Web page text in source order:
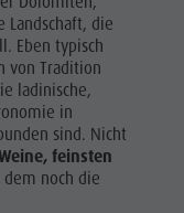
Restaurants
Cook the
Mountain
Shopping
Wellness
Landschaft, die
Eben typisch
von Tradition
ladinische,
in
sind. Nicht
feinsten
noch die